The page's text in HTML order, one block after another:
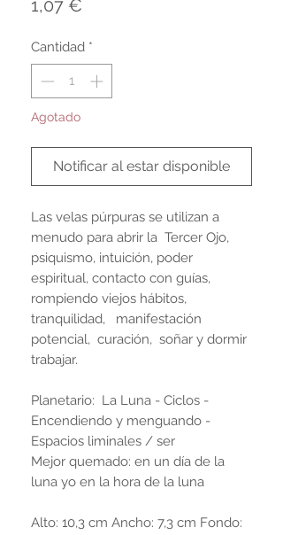
1,07 €
Cantidad *
Agotado
Notificar al estar disponible
Las velas púrpuras se utilizan a
menudo para abrir la Tercer Ojo,
psiquismo, intuición, poder
espiritual, contacto con guías,
rompiendo viejos hábitos,
tranquilidad, manifestación
potencial, curación, soñar y dormir
trabajar.
Planetario: La Luna - Ciclos -
Encendiendo y menguando -
Espacios liminales / ser
Mejor quemado: en un día de la
luna yo en la hora de la luna
Alto: 10,3 cm Ancho: 7,3 cm Fondo: